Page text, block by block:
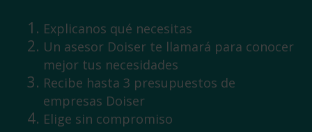
Explicanos qué necesitas
Un asesor Doiser te llamará para conocer
mejor tus necesidades
Recibe hasta 3 presupuestos de
empresas Doiser
Elige sin compromiso